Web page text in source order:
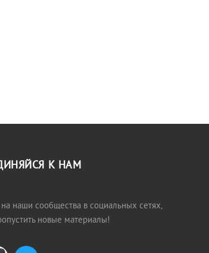
К НАМ
наши сообщества в социальных сетях,
новые материалы!